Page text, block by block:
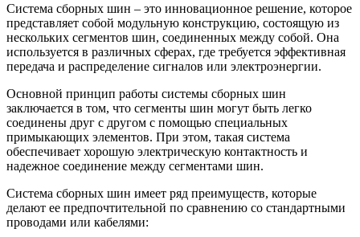
Система сборных шин – это инновационное решение, которое
представляет собой модульную конструкцию, состоящую из
нескольких сегментов шин, соединенных между собой. Она
используется в различных сферах, где требуется эффективная
передача и распределение сигналов или электроэнергии.
Основной принцип работы системы сборных шин
заключается в том, что сегменты шин могут быть легко
соединены друг с другом с помощью специальных
примыкающих элементов. При этом, такая система
обеспечивает хорошую электрическую контактность и
надежное соединение между сегментами шин.
Система сборных шин имеет ряд преимуществ, которые
делают ее предпочтительной по сравнению со стандартными
проводами или кабелями: